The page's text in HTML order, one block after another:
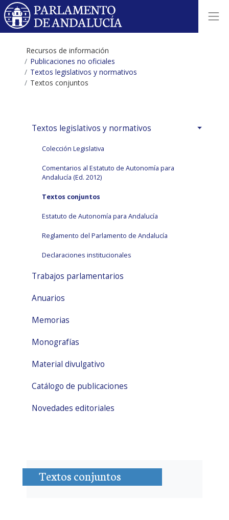
Recursos de información
Publicaciones no oficiales
Textos legislativos y normativos
Textos conjuntos
Textos legislativos y normativos
Colección Legislativa
Comentarios al Estatuto de Autonomía para
Andalucía (Ed. 2012)
Textos conjuntos
Estatuto de Autonomía para Andalucía
Reglamento del Parlamento de Andalucía
Declaraciones institucionales
Trabajos parlamentarios
Anuarios
Memorias
Monografías
Material divulgativo
Catálogo de publicaciones
Novedades editoriales
Textos conjuntos